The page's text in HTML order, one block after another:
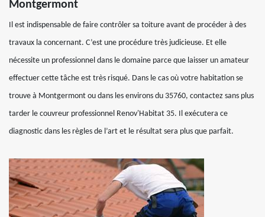
Montgermont
Il est indispensable de faire contrôler sa toiture avant de procéder à des
travaux la concernant. C’est une procédure très judicieuse. Et elle
nécessite un professionnel dans le domaine parce que laisser un amateur
effectuer cette tâche est très risqué. Dans le cas où votre habitation se
trouve à Montgermont ou dans les environs du 35760, contactez sans plus
tarder le couvreur professionnel Renov'Habitat 35. Il exécutera ce
diagnostic dans les règles de l’art et le résultat sera plus que parfait.